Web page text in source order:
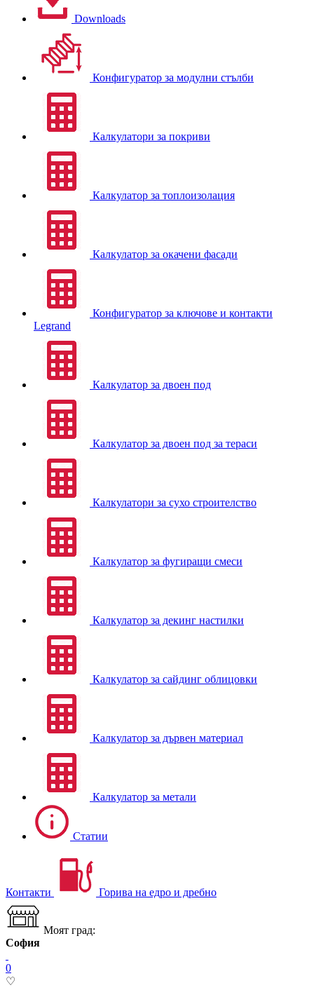
Downloads
Конфигуратор за модулни стълби
Калкулатори за покриви
Калкулатор за топлоизолация
Калкулатор за окачени фасади
Конфигуратор за ключове и контакти
Legrand
Калкулатор за двоен под
Калкулатор за двоен под за тераси
Калкулатори за сухо строителство
Калкулатор за фугиращи смеси
Калкулатор за декинг настилки
Калкулатор за сайдинг облицовки
Калкулатор за дървен материал
Калкулатор за метали
Статии
Контакти Горива на едро и дребно
Моят град:
София
0
♡